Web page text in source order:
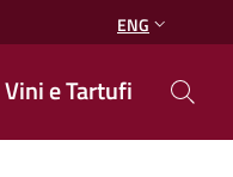
ENG
e Tartufi